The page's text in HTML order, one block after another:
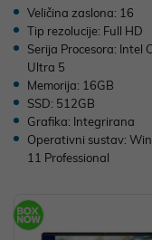
Veličina zaslona: 16
Tip rezolucije: Full HD
Serija Procesora: Intel
Ultra 5
Memorija: 16GB
SSD: 512GB
Grafika: Integrirana
Operativni sustav:
11 Professional